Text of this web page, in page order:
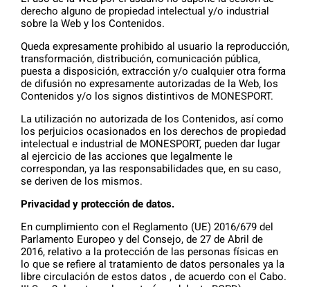
derecho alguno de propiedad intelectual y/o industrial
sobre la Web y los Contenidos.
Queda expresamente prohibido al usuario la reproducción,
transformación, distribución, comunicación pública,
puesta a disposición, extracción y/o cualquier otra forma
de difusión no expresamente autorizadas de la Web, los
Contenidos y/o los signos distintivos de MONESPORT.
La utilización no autorizada de los Contenidos, así como
los perjuicios ocasionados en los derechos de propiedad
intelectual e industrial de MONESPORT, pueden dar lugar
al ejercicio de las acciones que legalmente le
correspondan, ya las responsabilidades que, en su caso,
se deriven de los mismos.
Privacidad y protección de datos.
En cumplimiento con el Reglamento (UE) 2016/679 del
Parlamento Europeo y del Consejo, de 27 de Abril de
2016, relativo a la protección de las personas físicas en
lo que se refiere al tratamiento de datos personales ya la
libre circulación de estos datos , de acuerdo con el Cabo.